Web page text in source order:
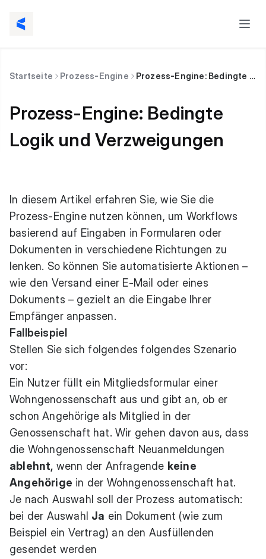
Startseite Prozess-Engine Prozess-Engine: Bedingte Logik und Verzweigungen
Prozess-Engine: Bedingte
Logik und Verzweigungen
In diesem Artikel erfahren Sie, wie Sie die
Prozess-Engine nutzen können, um Workflows
basierend auf Eingaben in Formularen oder
Dokumenten in verschiedene Richtungen zu
lenken. So können Sie automatisierte Aktionen –
wie den Versand einer E-Mail oder eines
Dokuments – gezielt an die Eingabe Ihrer
Empfänger anpassen.
Fallbeispiel
Stellen Sie sich folgendes folgendes Szenario
vor:
Ein Nutzer füllt ein Mitgliedsformular einer
Wohngenossenschaft aus und gibt an, ob er
schon Angehörige als Mitglied in der
Genossenschaft hat. Wir gehen davon aus, dass
die Wohngenossenschaft Neuanmeldungen
ablehnt, wenn der Anfragende keine
Angehörige in der Wohngenossenschaft hat.
Je nach Auswahl soll der Prozess automatisch:
bei der Auswahl Ja ein Dokument (wie zum
Beispiel ein Vertrag) an den Ausfüllenden
gesendet werden